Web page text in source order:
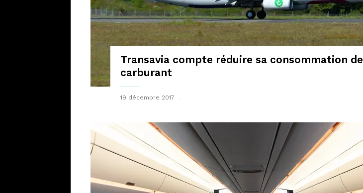
Transavia compte réduire sa consommation de
carburant
19 décembre 2017